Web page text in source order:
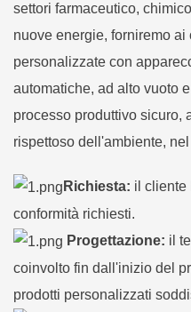
settori farmaceutico,
nuove energie, forniremo
personalizzate con
automatiche, ad alto vuoto
processo produttivo sicuro,
rispettoso dell'ambiente,
Richiesta: il cliente
conformità richiesti.
Progettazione: il
coinvolto fin dall'inizio del
prodotti personalizzati